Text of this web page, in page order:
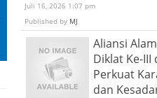
Juli 16, 2026 1:07 pm
Published by MJ
Aliansi
Diklat Ke-III
Perkuat
dan